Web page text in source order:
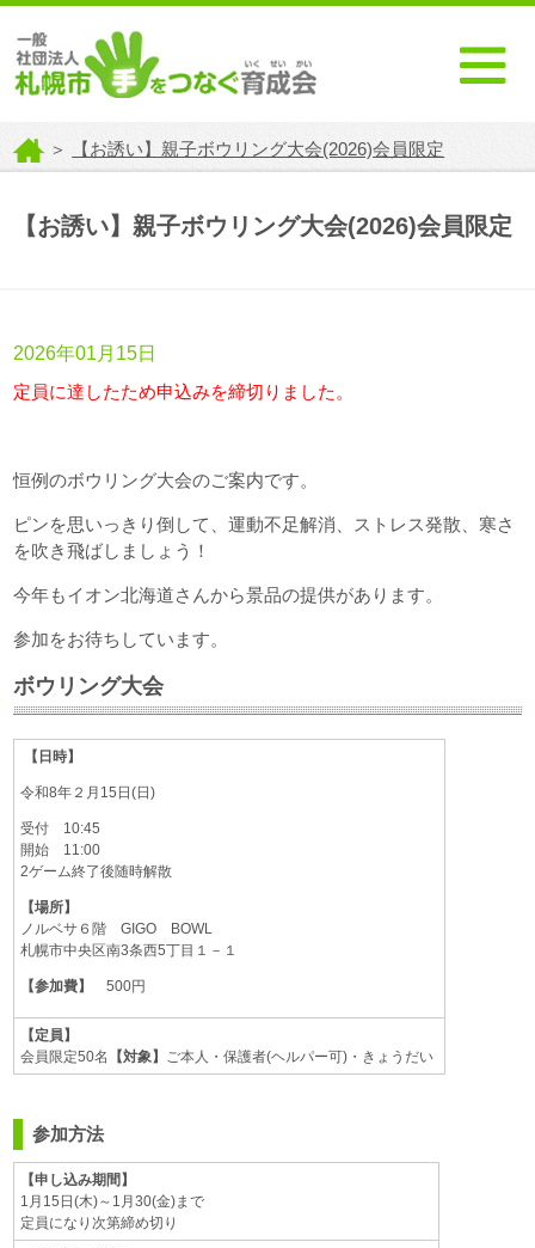
＞ 【お誘い】親子ボウリング大会(2026)会員限定
【お誘い】親子ボウリング大会(2026)会員限定
2026年01月15日
定員に達したため申込みを締切りました。
恒例のボウリング大会のご案内です。
ピンを思いっきり倒して、運動不足解消、ストレス発散、寒さ
を吹き飛ばしましょう！
今年もイオン北海道さんから景品の提供があります。
参加をお待ちしています。
ボウリング大会
【日時】
令和8年２月15日(日)
受付 10:45
開始 11:00
2ゲーム終了後随時解散
【場所】
ノルベサ６階 GIGO BOWL
札幌市中央区南3条西5丁目１－１
【参加費】 500円
【定員】
会員限定50名
【対象】 ご本人・保護者(ヘルパー可)・きょうだい
参加方法
【申し込み期間】
1月15日(木)～1月30(金)まで
定員になり次第締め切り